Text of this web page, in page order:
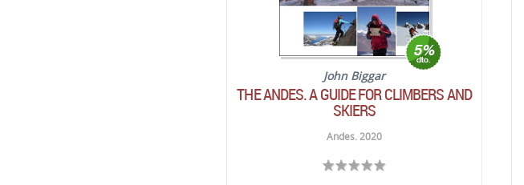
John Biggar
THE ANDES. A GUIDE FOR CLIMBERS AND
SKIERS
Andes. 2020